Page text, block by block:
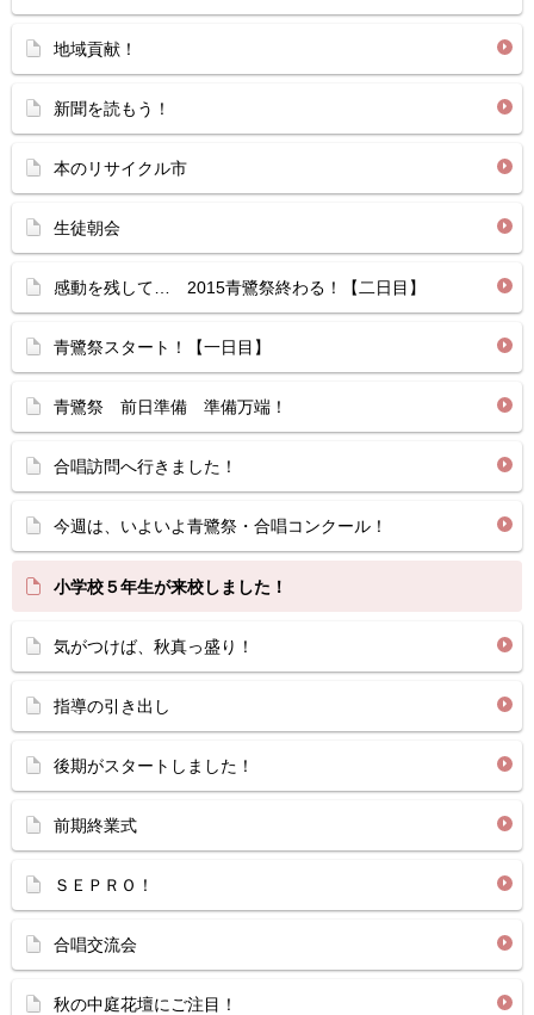
地域貢献！
新聞を読もう！
本のリサイクル市
生徒朝会
感動を残して… 2015青鷺祭終わる！【二日目】
青鷺祭スタート！【一日目】
青鷺祭 前日準備 準備万端！
合唱訪問へ行きました！
今週は、いよいよ青鷺祭・合唱コンクール！
小学校５年生が来校しました！
気がつけば、秋真っ盛り！
指導の引き出し
後期がスタートしました！
前期終業式
ＳＥＰＲＯ！
合唱交流会
秋の中庭花壇にご注目！